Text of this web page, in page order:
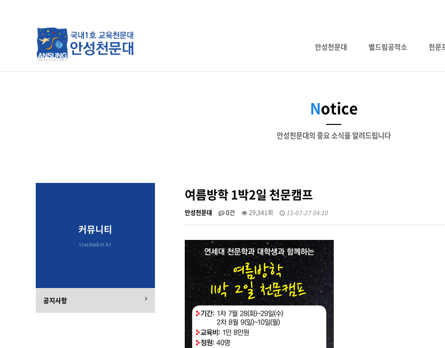
안성천문대 별드림공작소 천문
하위분류
Notice
안성천문대의 중요 소식을 알려드립니다
여름방학 1박2일 천문캠프
안성천문대 0건 29,341회 15-07-27 04:10
커뮤니티
starmaker.kr
공지사항